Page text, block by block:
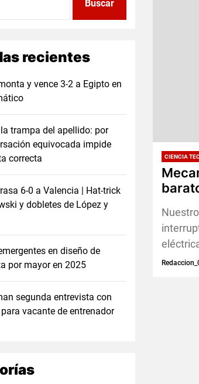
CIENCIA
recientes
y vence 3-2 a Egipto en
trampa del apellido: por
equivocada impide
correcta
6-0 a Valencia | Hat-trick
y dobletes de López y
en diseño de
por mayor en 2025
segunda entrevista con
vacante de entrenador